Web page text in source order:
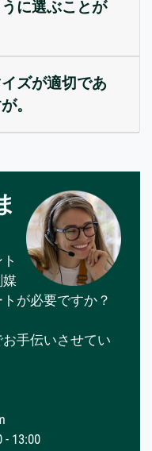
に選ぶことが
ズが適切であ
。
媒
が必要ですか？
手伝いさせてい
- 13:00